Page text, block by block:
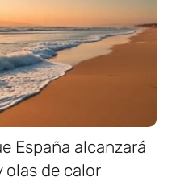
España alcanzará
olas de calor